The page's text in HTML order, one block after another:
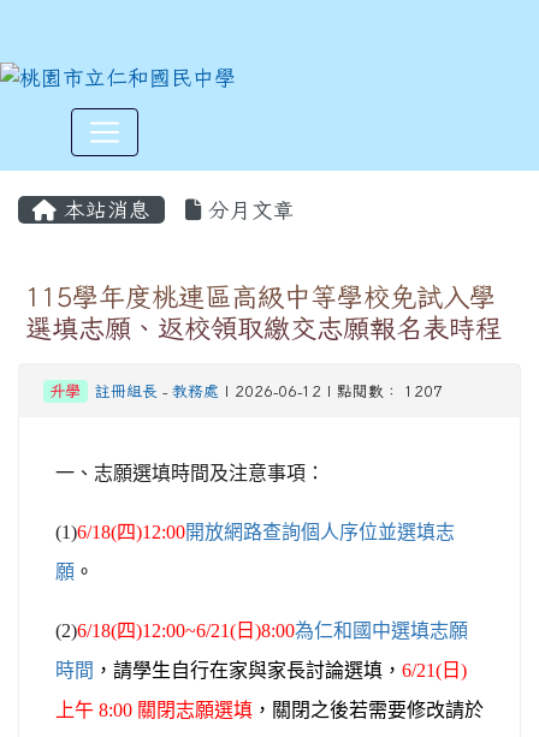
本站消息 分月文章
115學年度桃連區高級中等學校免試入學
選填志願、返校領取繳交志願報名表時程
升學 註冊組長 - 教務處 | 2026-06-12 | 點閱數： 1207
一、志願選填時間及注意事項：
(1)6/18(四)12:00開放網路查詢個人序位並選填志
願 。
(2)6/18(四)12:00~6/21(日)8:00為仁和國中選填志願
時間 ，請學生自行在家與家長討論選填， 6/21( 日)
上午 8:00 關閉志願選填 ，關閉之後若需要修改請於